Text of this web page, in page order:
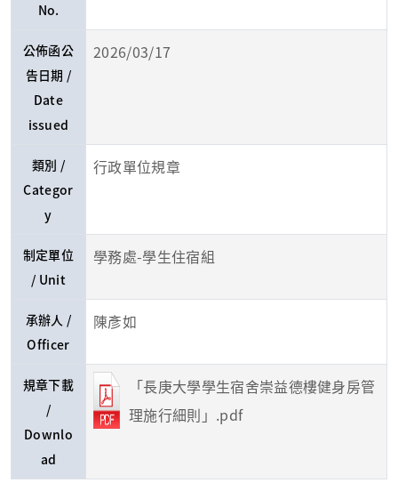
No.
公佈函公
告日期 /
Date
issued
2026/03/17
類別 /
Categor
y
行政單位規章
制定單位
/ Unit
學務處-學生住宿組
承辦人 /
Officer
陳彥如
規章下載
/
Downlo
ad
「長庚大學學生宿舍崇益德樓健身房管
理施行細則」.pdf